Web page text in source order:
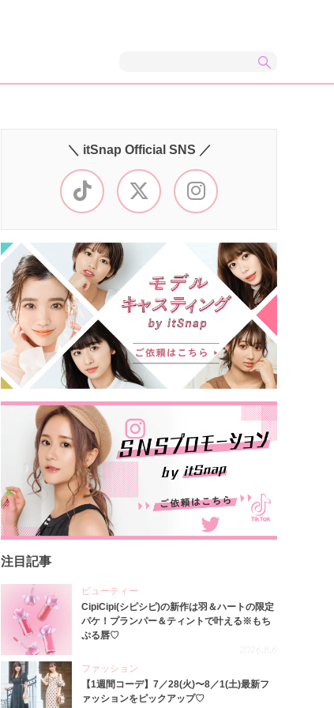
＼ itSnap Official SNS ／
注目記事
ビューティー
CipiCipi(シピシピ)の新作は羽＆ハートの限定
パケ！プランパー＆ティントで叶える※もち
ぷる唇♡
2026.8.6
ファッション
【1週間コーデ】7／28(火)〜8／1(土)最新フ
ァッションをピックアップ♡